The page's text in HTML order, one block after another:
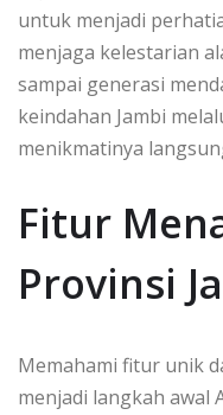
untuk menjadi
menjaga kelestarian
sampai generasi
keindahan Jambi
menikmatinya
Fitur
Provinsi
Memahami fitur unik
menjadi langkah awal